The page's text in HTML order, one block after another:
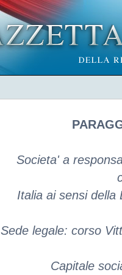
Societa' a
Italia ai sensi della
Sede legale: corso
Capitale